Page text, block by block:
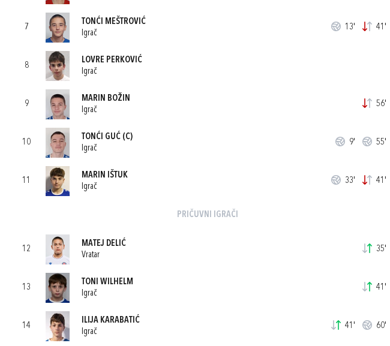
7
TONĆI MEŠTROVIĆ
Igrač
13' 41'
8
LOVRE PERKOVIĆ
Igrač
9
MARIN BOŽIN
Igrač
56'
10
TONĆI GUĆ (C)
Igrač
9' 55'
11
MARIN IŠTUK
Igrač
33' 41'
PRIČUVNI IGRAČI
12
MATEJ DELIĆ
Vratar
35'
13
TONI WILHELM
Igrač
41'
14
ILIJA KARABATIĆ
Igrač
41' 60'